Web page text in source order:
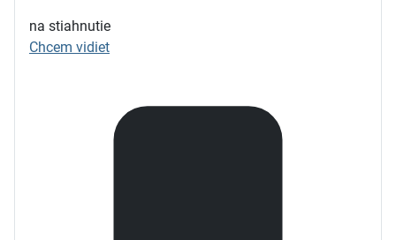
na stiahnutie
Chcem vidiet